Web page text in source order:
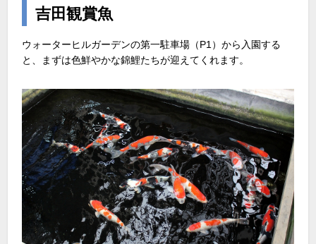
吉田観賞魚
ウォーターヒルガーデンの第一駐車場（P1）から入園する
と、まずは色鮮やかな錦鯉たちが迎えてくれます。